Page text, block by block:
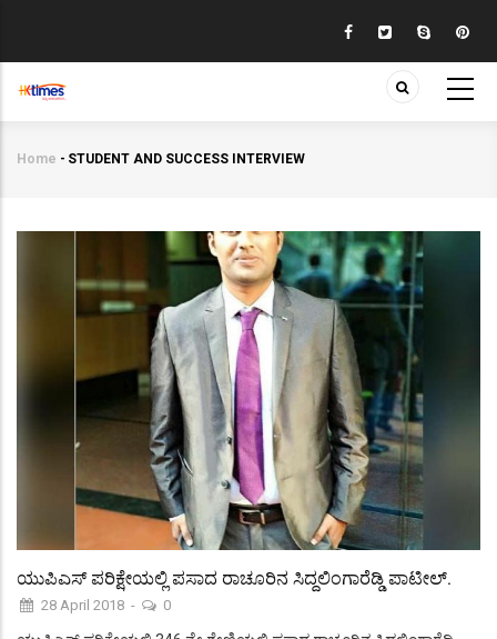
main
content
Home - STUDENT AND SUCCESS INTERVIEW
ಯುಪಿಎಸ್ ಪರಿಕ್ಷೇಯಲ್ಲಿ ಪಸಾದ ರಾಚೂರಿನ ಸಿದ್ದಲಿಂಗಾರೆಡ್ಡಿ ಪಾಟೀಲ್.
28 April 2018 - 0